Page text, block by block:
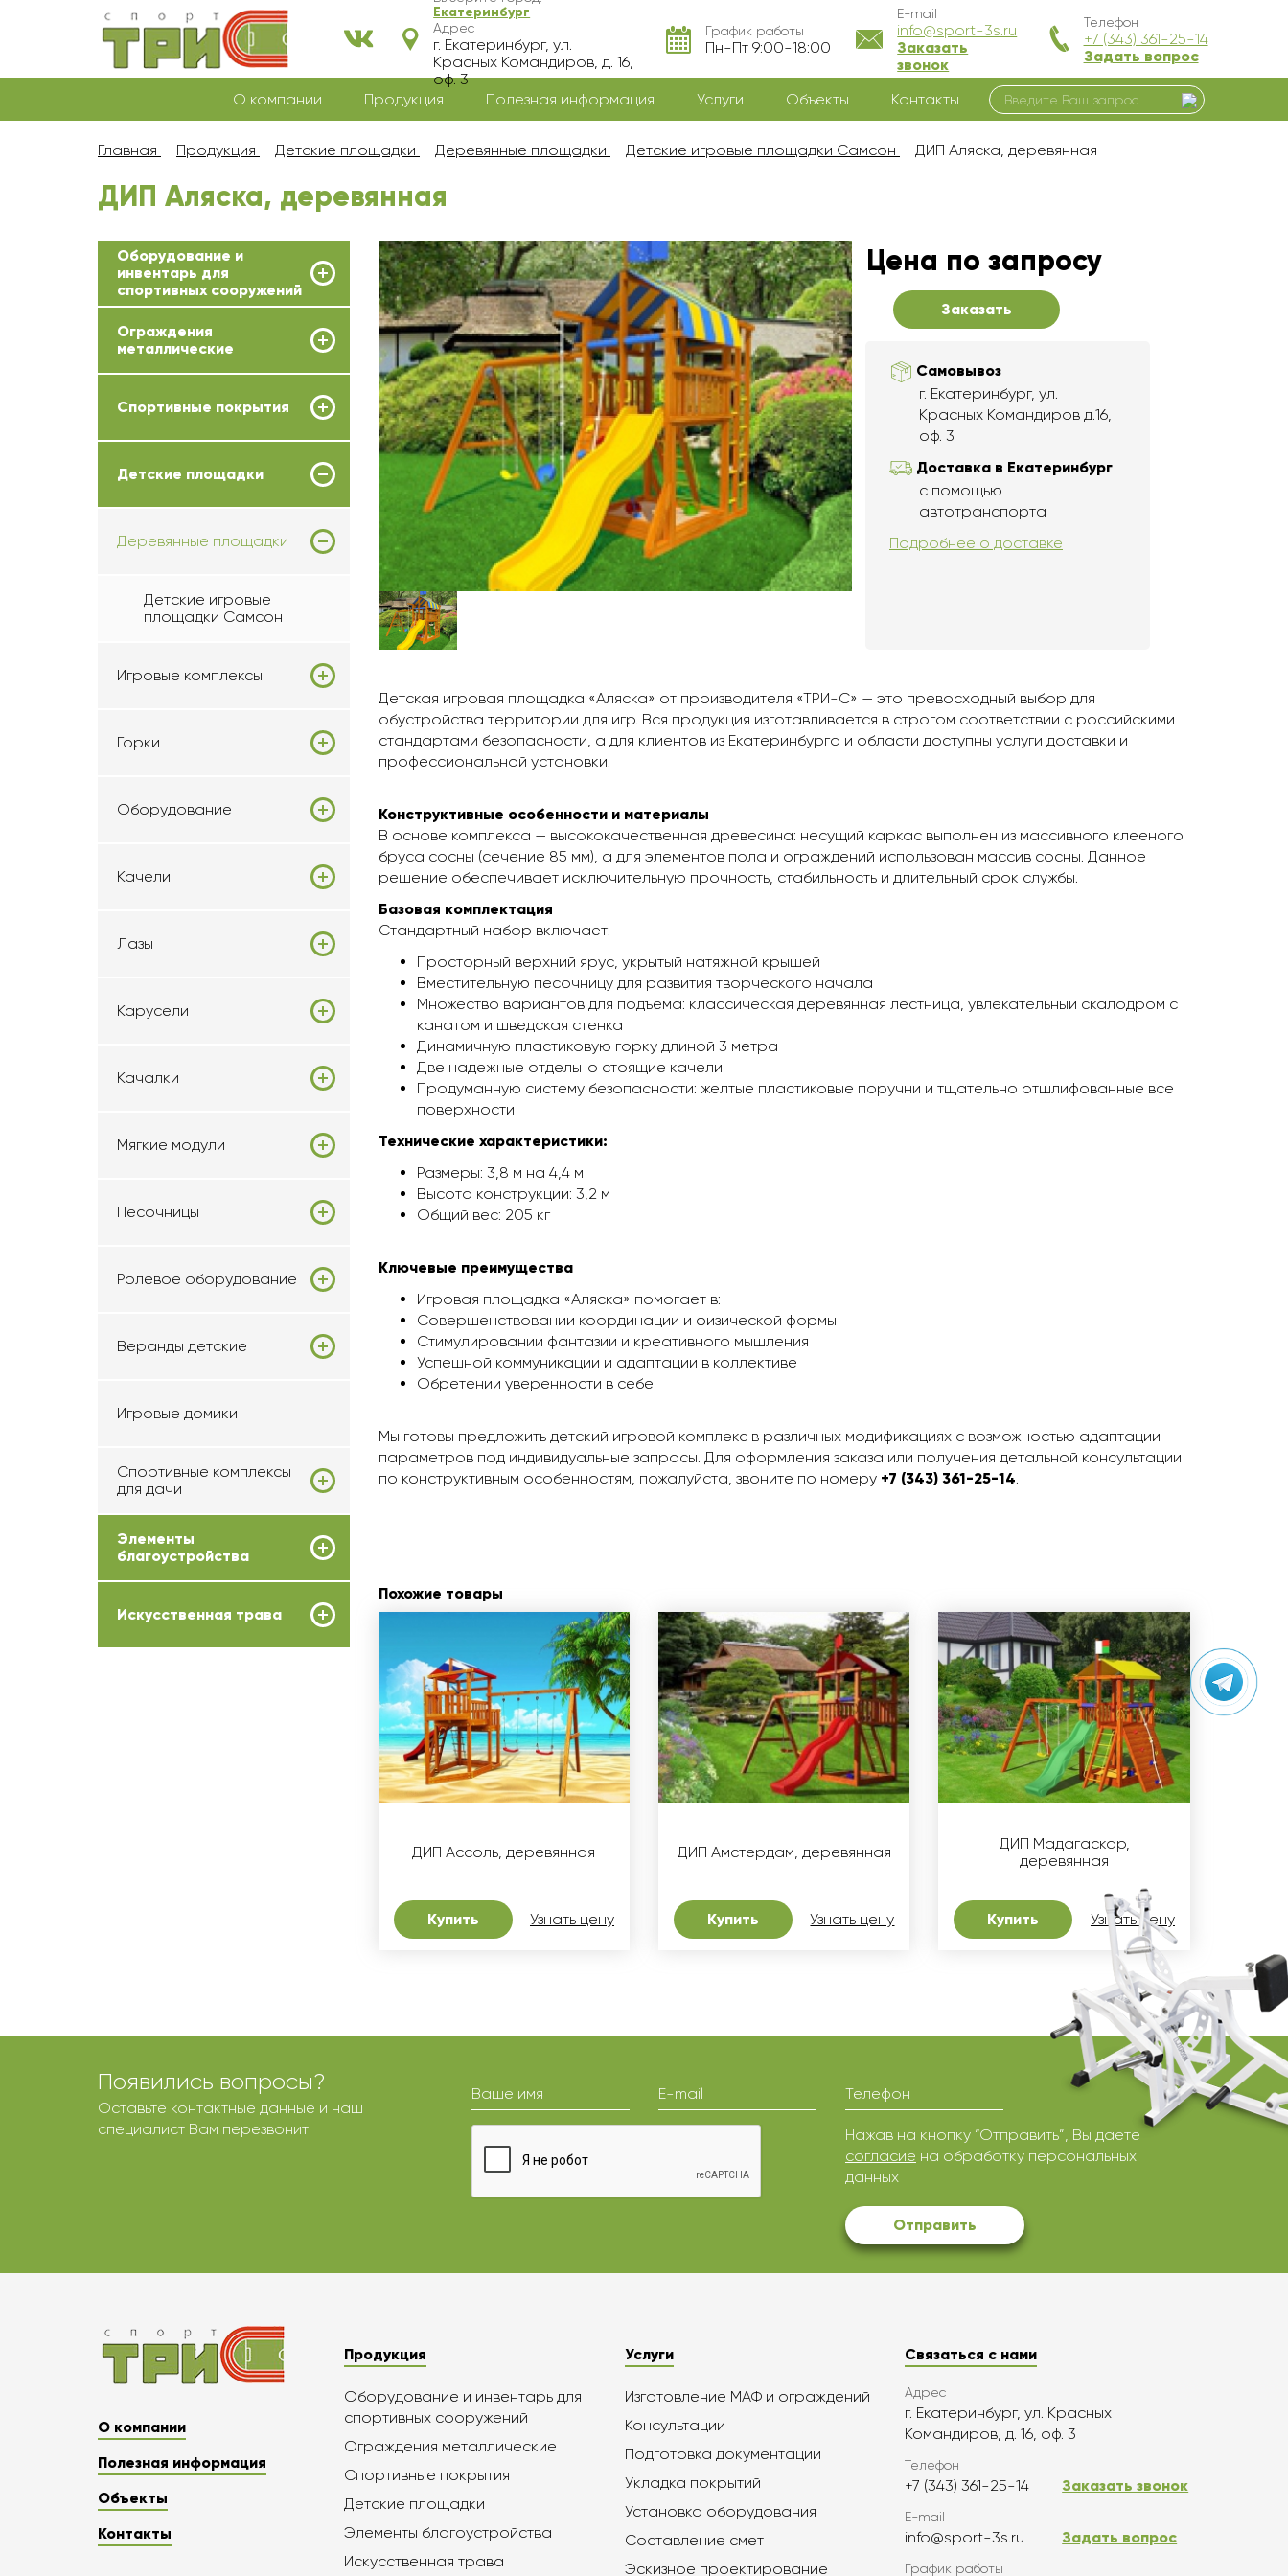
Екатеринбург
Адрес
г. Екатеринбург, ул.
Красных Командиров, д. 16,
оф. 3
График работы
Пн-Пт 9:00-18:00
E-mail
info@sport-3s.ru
Заказать
звонок
Телефон
+7 (343) 361-25-14
Задать вопрос
О компании Продукция Полезная информация Услуги Объекты Контакты
Главная Продукция Детские площадки Деревянные площадки Детские игровые площадки Самсон ДИП Аляска, деревянная
ДИП Аляска, деревянная
Оборудование и
инвентарь для
спортивных сооружений
Ограждения
металлические
Спортивные покрытия
Детские площадки
Деревянные площадки
Детские игровые
площадки Самсон
Игровые комплексы
Горки
Оборудование
Качели
Лазы
Карусели
Качалки
Мягкие модули
Песочницы
Ролевое оборудование
Веранды детские
Игровые домики
Спортивные комплексы
для дачи
Элементы
благоустройства
Искусственная трава
Цена по запросу
Заказать
Самовывоз
г. Екатеринбург, ул.
Красных Командиров д.16,
оф. 3
Доставка в Екатеринбург
с помощью
автотранспорта
Подробнее о доставке
Детская игровая площадка «Аляска» от производителя «ТРИ-С» — это превосходный выбор для
обустройства территории для игр. Вся продукция изготавливается в строгом соответствии с российскими
стандартами безопасности, а для клиентов из Екатеринбурга и области доступны услуги доставки и
профессиональной установки.
Конструктивные особенности и материалы
В основе комплекса — высококачественная древесина: несущий каркас выполнен из массивного клееного
бруса сосны (сечение 85 мм), а для элементов пола и ограждений использован массив сосны. Данное
решение обеспечивает исключительную прочность, стабильность и длительный срок службы.
Базовая комплектация
Стандартный набор включает:
Просторный верхний ярус, укрытый натяжной крышей
Вместительную песочницу для развития творческого начала
Множество вариантов для подъема: классическая деревянная лестница, увлекательный скалодром с
канатом и шведская стенка
Динамичную пластиковую горку длиной 3 метра
Две надежные отдельно стоящие качели
Продуманную систему безопасности: желтые пластиковые поручни и тщательно отшлифованные все
поверхности
Технические характеристики:
Размеры: 3,8 м на 4,4 м
Высота конструкции: 3,2 м
Общий вес: 205 кг
Ключевые преимущества
Игровая площадка «Аляска» помогает в:
Совершенствовании координации и физической формы
Стимулировании фантазии и креативного мышления
Успешной коммуникации и адаптации в коллективе
Обретении уверенности в себе
Мы готовы предложить детский игровой комплекс в различных модификациях с возможностью адаптации
параметров под индивидуальные запросы. Для оформления заказа или получения детальной консультации
по конструктивным особенностям, пожалуйста, звоните по номеру +7 (343) 361-25-14
Похожие товары
ДИП Ассоль, деревянная
Купить Узнать цену
ДИП Амстердам, деревянная
Купить Узнать цену
ДИП Мадагаскар,
деревянная
Купить Узнать цену
Появились вопросы?
Оставьте контактные данные и наш
специалист Вам перезвонит
Ваше имя E-mail Телефон
Нажав на кнопку “Отправить”, Вы даете
согласие на обработку персональных
данных
Отправить
О компании
Полезная информация
Объекты
Контакты
Продукция
Оборудование и инвентарь для
спортивных сооружений
Ограждения металлические
Спортивные покрытия
Детские площадки
Элементы благоустройства
Искусственная трава
Услуги
Изготовление МАФ и ограждений
Консультации
Подготовка документации
Укладка покрытий
Установка оборудования
Составление смет
Эскизное проектирование
Связаться с нами
Адрес
г. Екатеринбург, ул. Красных
Командиров, д. 16, оф. 3
Телефон
+7 (343) 361-25-14 Заказать звонок
E-mail
info@sport-3s.ru Задать вопрос
График работы